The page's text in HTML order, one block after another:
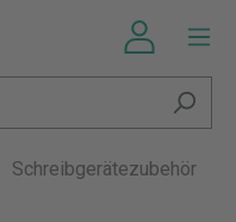
Schreibgerätezubehör